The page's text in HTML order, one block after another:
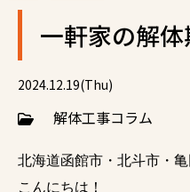
一軒家の解
2024.12.19(Thu)
解体工事コラム
北海道函館市・北斗市・
こんにちは！